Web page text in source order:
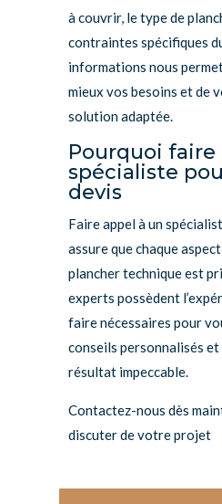
à couvrir, le type de
contraintes spécifiques
informations nous
mieux vos besoins et de
solution adaptée.
Pourquoi faire
spécialiste
devis
Faire appel à un
assure que chaque
plancher technique est
experts possèdent
faire nécessaires pour
conseils personnalisés
résultat impeccable.
Contactez-nous dès
discuter de votre projet